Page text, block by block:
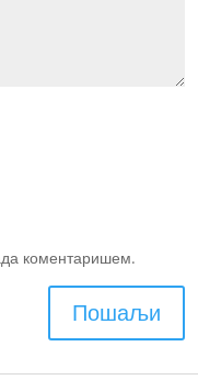
коментаришем.